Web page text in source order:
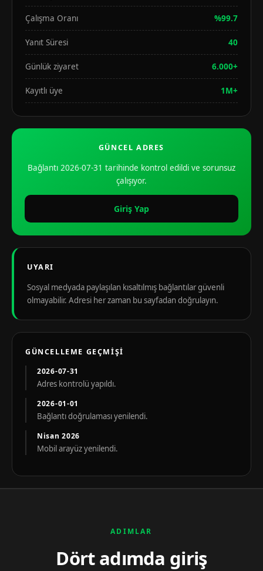
Çalışma Oranı %99.7
Yanıt Süresi 40
Günlük ziyaret 6.000+
Kayıtlı üye 1M+
GÜNCEL ADRES
Bağlantı 2026-07-31 tarihinde kontrol edildi ve sorunsuz
çalışıyor.
Giriş Yap
UYARI
Sosyal medyada paylaşılan kısaltılmış bağlantılar güvenli
olmayabilir. Adresi her zaman bu sayfadan doğrulayın.
GÜNCELLEME GEÇMIŞI
2026-07-31
Adres kontrolü yapıldı.
2026-01-01
Bağlantı doğrulaması yenilendi.
Nisan 2026
Mobil arayüz yenilendi.
ADIMLAR
Dört adımda giriş